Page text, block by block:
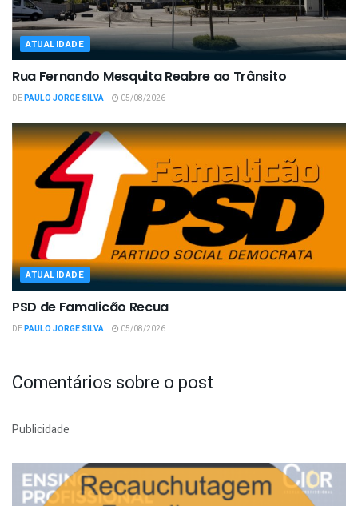
ATUALIDADE
Rua Fernando Mesquita Reabre ao Trânsito
DEPAULO JORGE SILVA 05/08/2026
ATUALIDADE
PSD de Famalicão Recua
DEPAULO JORGE SILVA 05/08/2026
Comentários sobre o post
Publicidade